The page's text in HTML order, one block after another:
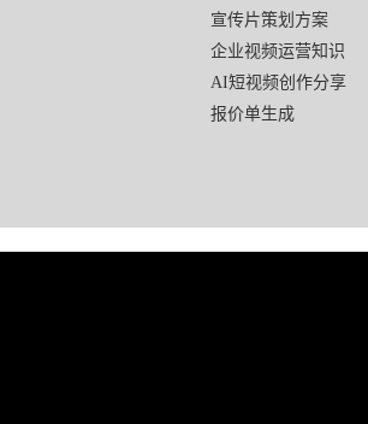
宣传片策划方案
企业视频运营知识
AI短视频创作分享
报价单生成